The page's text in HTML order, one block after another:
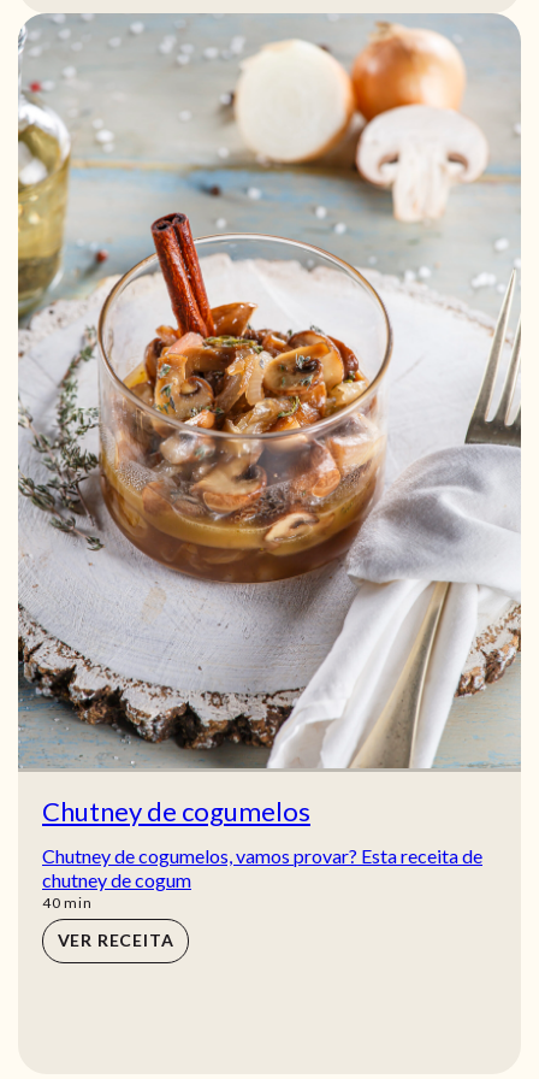
Chutney de cogumelos
Chutney de cogumelos, vamos provar? Esta receita de
chutney de cogum
40min
min
VER RECEITA